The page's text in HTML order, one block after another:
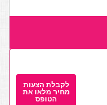
לקבלת הצעות
מחיר מלאו את
הטופס